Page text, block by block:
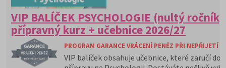
VIP BALÍČEK PSYCHOLOGIE (nultý ročník)
přípravný kurz + učebnice 2026/27
PROGRAM GARANCE VRÁCENÍ PENĚZ PŘI NEPŘIJETÍ
VIP balíček obsahuje učebnice, které zaručí